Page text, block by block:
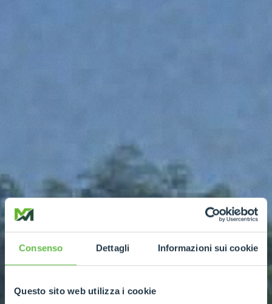
Consenso Dettagli Informazioni sui cookie
Questo sito web utilizza i cookie